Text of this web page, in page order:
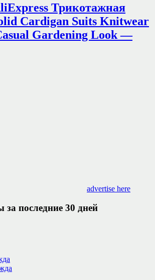
Трикотажная
Cardigan Suits Knitwear
Gardening Look —
advertise here
последние 30 дней